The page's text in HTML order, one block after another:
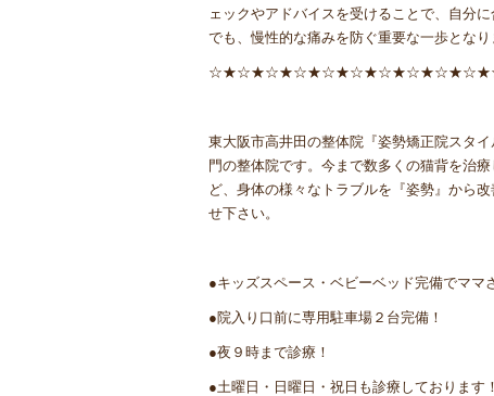
ェックやアドバイスを受けることで、自分
でも、慢性的な痛みを防ぐ重要な一歩となり
東大阪市高井田の整体院『姿勢矯正院スタ
門の整体院です。今まで数多くの猫背を治
ど、身体の様々なトラブルを『姿勢』から
せ下さい。
●キッズスペース・ベビーベッド完備でママ
●院入り口前に専用駐車場２台完備！
●夜９時まで診療！
●土曜日・日曜日・祝日も診療しております！